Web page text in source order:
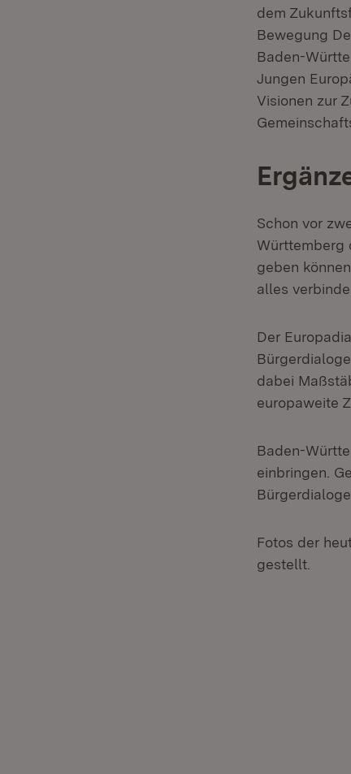
dem
Bewegung
Baden-
Jungen
Visionen zur
Schon vor
Württemberg
geben
alles
Der
dabei
europaweite
Baden-
einbringen.
Bürgerdialoge.
Fotos der
gestellt.